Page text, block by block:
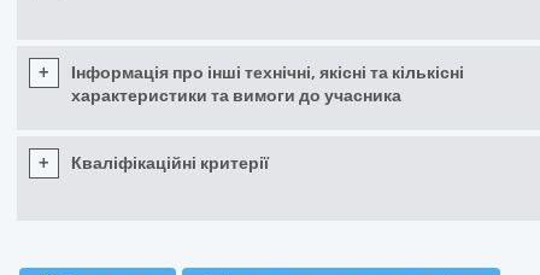
+
Інформація про інші технічні, якісні та кількісні
характеристики та вимоги до учасника
+ Кваліфікаційні критерії